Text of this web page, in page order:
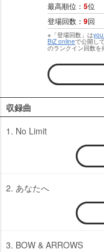
最高順位： 5位
登場回数： 9回
※「登場回数」は
BiZ onlineで公開し
のランクイン回数を
収録曲
1. No Limit
2. あなたへ
3. BOW & ARROWS